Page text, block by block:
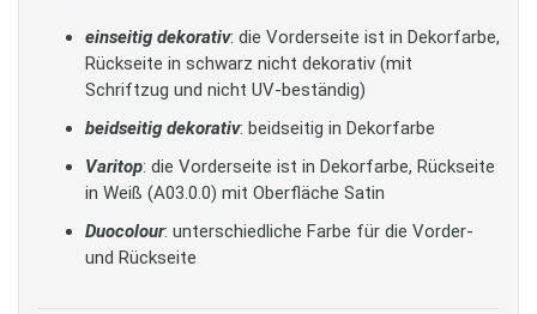
einseitig dekorativ: die Vorderseite ist in Dekorfarbe,
Rückseite in schwarz nicht dekorativ (mit
Schriftzug und nicht UV-beständig)
beidseitig dekorativ: beidseitig in Dekorfarbe
Varitop: die Vorderseite ist in Dekorfarbe, Rückseite
in Weiß (A03.0.0) mit Oberfläche Satin
Duocolour: unterschiedliche Farbe für die Vorder-
und Rückseite